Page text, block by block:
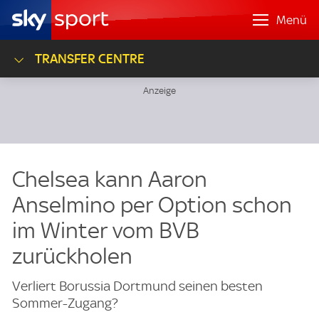
Menü
TRANSFER CENTRE
Chelsea kann Aaron
Anselmino per Option schon
im Winter vom BVB
zurückholen
Verliert Borussia Dortmund seinen besten
Sommer-Zugang?